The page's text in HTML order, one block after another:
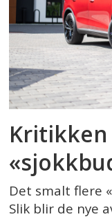
Det smalt flere
Slik blir de nye